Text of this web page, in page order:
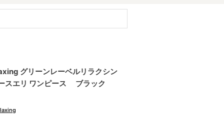
グリーンレーベルリラクシン
スエリ ワンピース ブラック